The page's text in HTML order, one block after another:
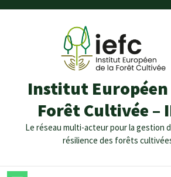
Institut Européen
Forêt Cultivée –
Le réseau multi-acteur pour la gestion
résilience des forêts